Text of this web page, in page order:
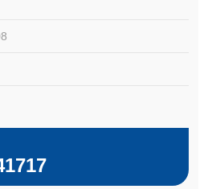
。传感器盘的设计可防止样品质